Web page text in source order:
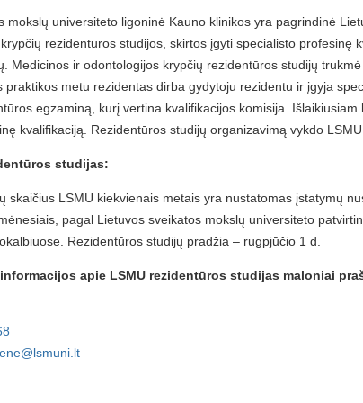
mokslų universiteto ligoninė Kauno klinikos yra pagrindinė
rezidentūros studijos, skirtos įgyti specialisto
Medicinos ir odontologijos krypčių rezidentūros studijų
praktikos metu rezidentas dirba gydytoju rezidentu ir įgyja
egzaminą, kurį vertina kvalifikacijos komisija.
kvalifikaciją. Rezidentūros studijų organizavimą vykdo
studijas:
skaičius LSMU kiekvienais metais yra nustatomas įstatymų
pagal Lietuvos sveikatos mokslų universiteto
Rezidentūros studijų pradžia – rugpjūčio 1 d.
apie LSMU rezidentūros studijas maloniai